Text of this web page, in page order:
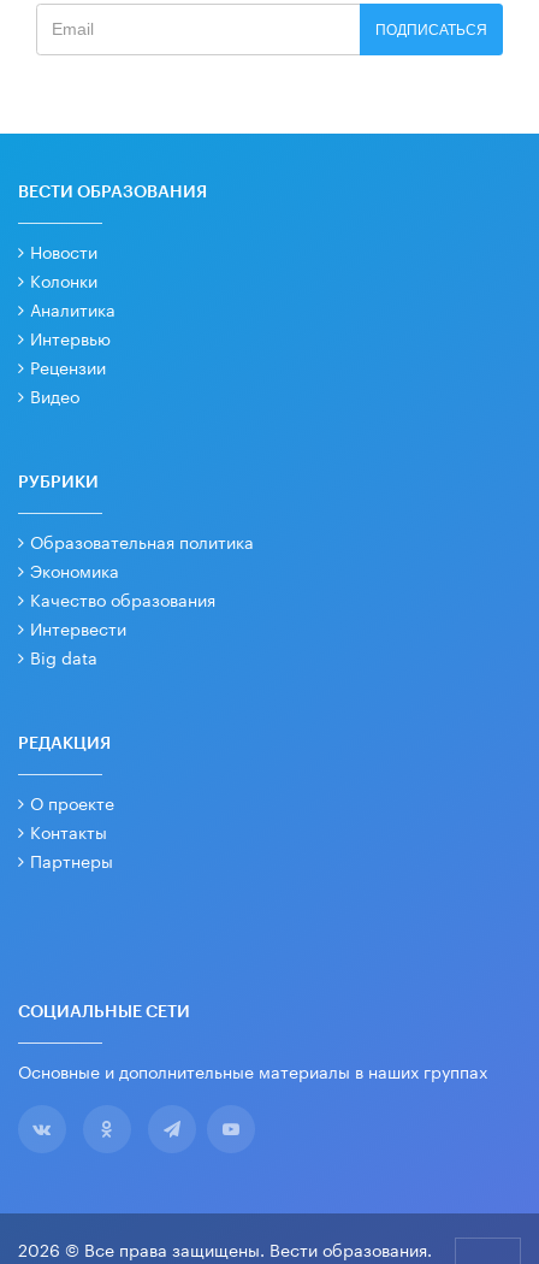
ПОДПИСАТЬСЯ
ВЕСТИ ОБРАЗОВАНИЯ
Новости
Колонки
Аналитика
Интервью
Рецензии
Видео
РУБРИКИ
Образовательная политика
Экономика
Качество образования
Интервести
Big data
РЕДАКЦИЯ
О проекте
Контакты
Партнеры
СОЦИАЛЬНЫЕ СЕТИ
Основные и дополнительные материалы в наших группах
2026 © Все права защищены. Вести образования.